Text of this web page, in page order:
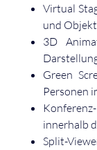
Virtual
und
3D
Green
Personen
innerhalb
Split-